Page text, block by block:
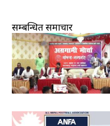
सम्बन्धित समाचार